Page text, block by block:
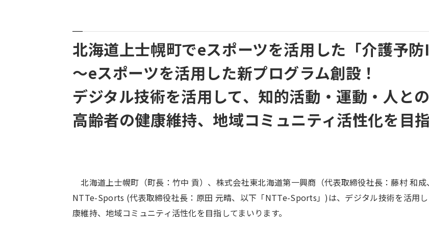
北海道上士幌町でeスポーツを活用した「介護予
～eスポーツを活用した新プログラム創設！
デジタル技術を活用して、知的活動・運動・人と
高齢者の健康維持、地域コミュニティ活性化を目
北海道上士幌町（町長：竹中 貢）、株式会社東北海道第一興商（代表取締役社長：藤村 和
NTTe-Sports (代表取締役社長：原田 元晴、以下「NTTe-Sports」)は、デジタル技術を活用
康維持、地域コミュニティ活性化を目指してまいります。